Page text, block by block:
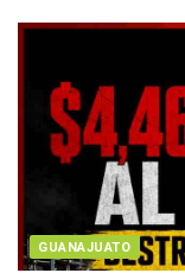
GUANAJUATO